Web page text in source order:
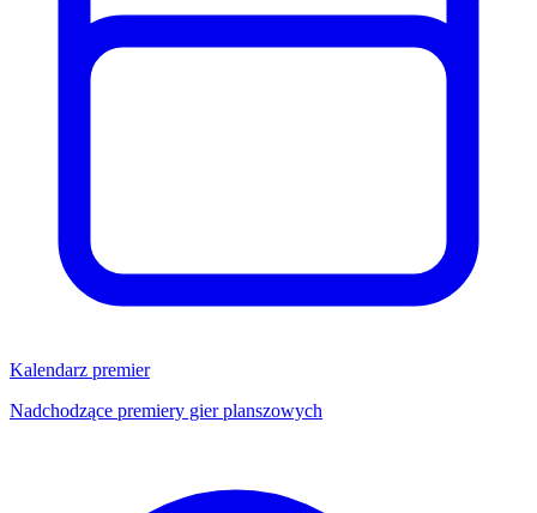
Kalendarz premier
Nadchodzące premiery gier planszowych